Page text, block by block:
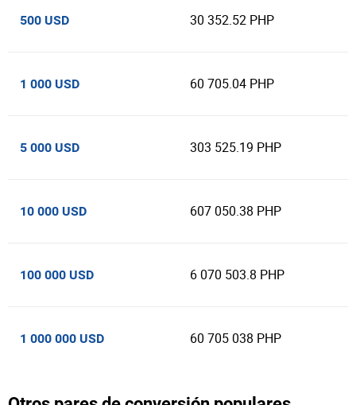
500 USD 30 352.52 PHP
1 000 USD 60 705.04 PHP
5 000 USD 303 525.19 PHP
10 000 USD 607 050.38 PHP
100 000 USD 6 070 503.8 PHP
1 000 000 USD 60 705 038 PHP